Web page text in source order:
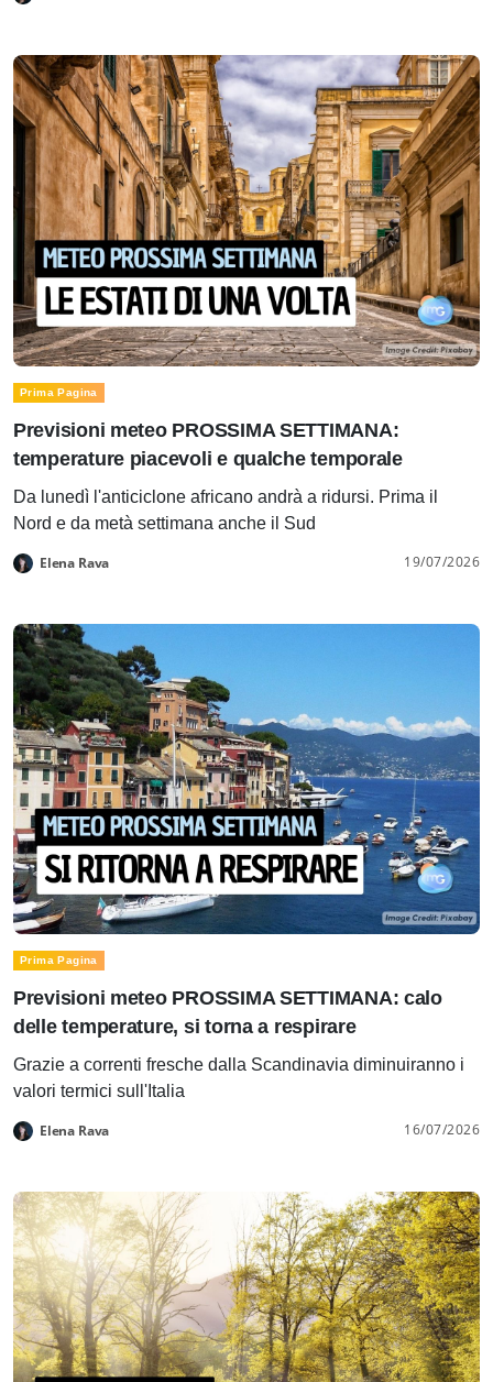
Prima Pagina
Previsioni meteo PROSSIMA SETTIMANA:
temperature piacevoli e qualche temporale
Da lunedì l'anticiclone africano andrà a ridursi. Prima il
Nord e da metà settimana anche il Sud
Elena Rava 19/07/2026
Prima Pagina
Previsioni meteo PROSSIMA SETTIMANA: calo
delle temperature, si torna a respirare
Grazie a correnti fresche dalla Scandinavia diminuiranno i
valori termici sull'Italia
Elena Rava 16/07/2026